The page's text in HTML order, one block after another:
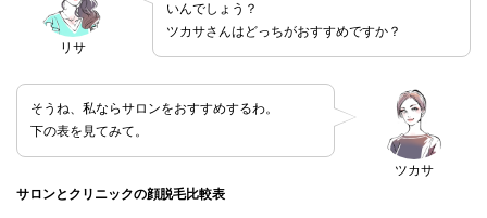
リサ
いんでしょう？
ツカサさんはどっちがおすすめですか？
ツカサ
そうね、私ならサロンをおすすめするわ。
下の表を見てみて。
サロンとクリニックの顔脱毛比較表